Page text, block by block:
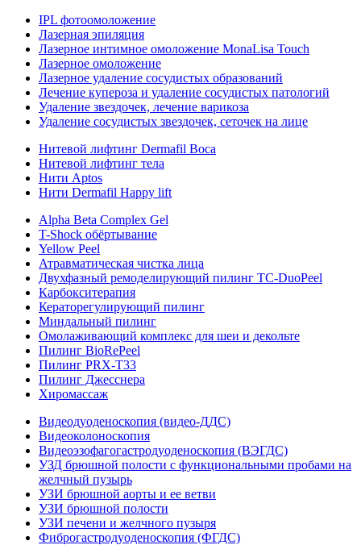
IPL фотоомоложение
Лазерная эпиляция
Лазерное интимное омоложение MonaLisa Touch
Лазерное омоложение
Лазерное удаление сосудистых образований
Лечение купероза и удаление сосудистых патологий
Удаление звездочек, лечение варикоза
Удаление сосудистых звездочек, сеточек на лице
Нитевой лифтинг Dermafil Boca
Нитевой лифтинг тела
Нити Aptos
Нити Dermafil Happy lift
Alpha Beta Complex Gel
T-Shock обёртывание
Yellow Peel
Атравматическая чистка лица
Двухфазный ремоделирующий пилинг TC-DuoPeel
Карбокситерапия
Кераторегулирующий пилинг
Миндальный пилинг
Омолаживающий комплекс для шеи и декольте
Пилинг BioRePeel
Пилинг PRX-T33
Пилинг Джесснера
Хиромассаж
Видеодуоденоскопия (видео-ДДС)
Видеоколоноскопия
Видеоэзофагогастродуоденоскопия (ВЭГДС)
УЗД брюшной полости с функциональными пробами на
желчный пузырь
УЗИ брюшной аорты и ее ветви
УЗИ брюшной полости
УЗИ печени и желчного пузыря
Фиброгастродуоденоскопия (ФГДС)